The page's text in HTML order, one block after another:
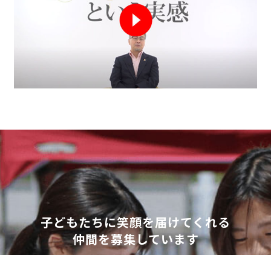
子どもたちに笑顔を届けてくれる
仲間を募集しています